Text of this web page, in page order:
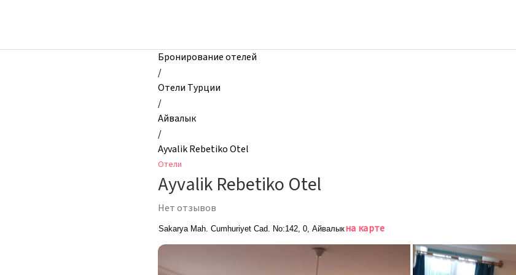
Ayvalik
Бронирование отелей
/
Отели Турции
/
Айвалык
/
Ayvalik Rebetiko Otel
Отели
Ayvalik Rebetiko Otel
Нет отзывов
Sakarya Mah. Cumhuriyet Cad. No:142, 0, Айвалыкна карте